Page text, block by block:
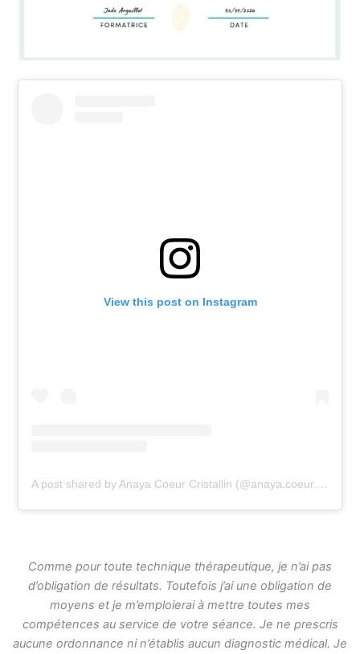
View this post on Instagram
A post shared by Anaya Coeur Cristallin (@anaya.coeur.cristallin)
Comme pour toute technique thérapeutique, je n’ai pas
d’obligation de résultats. Toutefois j’ai une obligation de
moyens et je m’emploierai à mettre toutes mes
compétences au service de votre séance. Je ne prescris
aucune ordonnance ni n’établis aucun diagnostic médical. Je